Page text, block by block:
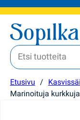
Etusivu /
Marinoituja